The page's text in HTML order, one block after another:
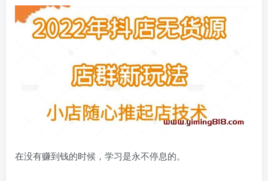
在没有赚到钱的时候，学习是永不停息的。